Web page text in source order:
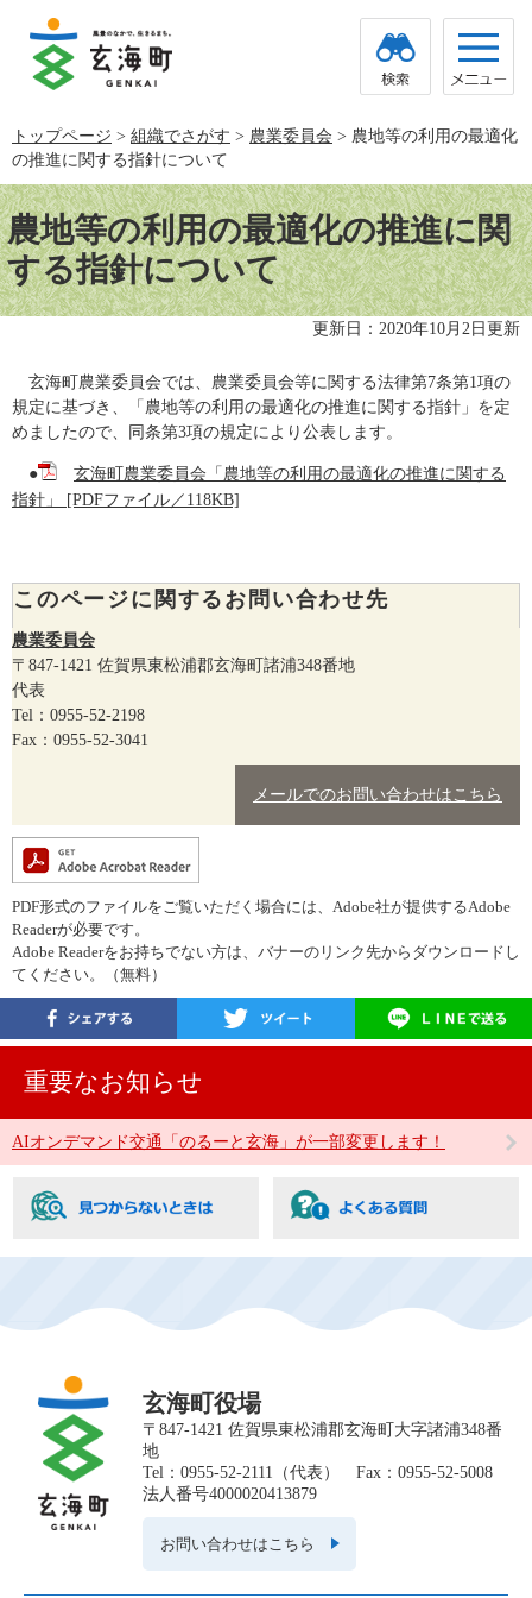
で
す。
ば
し
て
本
文
へ
トップページ > 組織でさがす > 農業委員会 > 農地等の利用の最適化
の推進に関する指針について
本
文農地等の利用の最適化の推進に関
する指針について
更新日：2020年10月2日更新
玄海町農業委員会では、農業委員会等に関する法律第7条第1項の
規定に基づき、「農地等の利用の最適化の推進に関する指針」を定
めましたので、同条第3項の規定により公表します。
●
玄海町農業委員会「農地等の利用の最適化の推進に関する
指針」 [PDFファイル／118KB]
このページに関するお問い合わせ先
農業委員会
〒847-1421 佐賀県東松浦郡玄海町諸浦348番地
代表
Tel：0955-52-2198
Fax：0955-52-3041
メールでのお問い合わせはこちら
PDF形式のファイルをご覧いただく場合には、Adobe社が提供するAdobe
Readerが必要です。
Adobe Readerをお持ちでない方は、バナーのリンク先からダウンロードし
てください。（無料）
重要なお知らせ
AIオンデマンド交通「のるーと玄海」が一部変更します！
玄海町役場
〒847-1421 佐賀県東松浦郡玄海町大字諸浦348番
地
Tel：0955-52-2111（代表） Fax：0955-52-5008
法人番号4000020413879
お問い合わせはこちら